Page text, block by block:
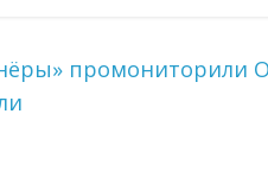
промониторили